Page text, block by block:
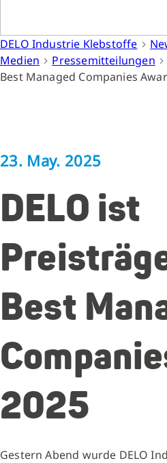
DELO Industrie Klebstoffe
Medien
Pressemitteilungen
Best Managed Companies
23. May. 2025
DELO ist
Best
2025
Gestern Abend wurde DELO